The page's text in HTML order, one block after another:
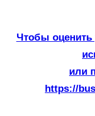
Чтобы оценить
или
https://